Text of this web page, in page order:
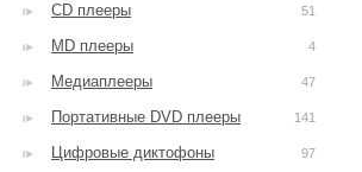
CD плееры 51
MD плееры 4
Медиаплееры 47
Портативные DVD плееры 141
Цифровые диктофоны 97